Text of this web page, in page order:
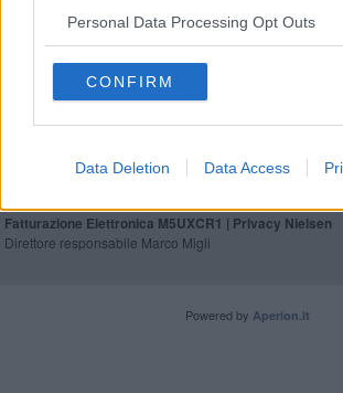
Personal Data Processing Opt Outs
CONFIRM
Data Deletion Data Access
Editore Toscana Media Channel
MEDIA NEWS quotidiano on line
Fatturazione Elettronica M5UXCR1 | Privacy Nielsen
Direttore responsabile Marco Migli
Powered by Aperion.it